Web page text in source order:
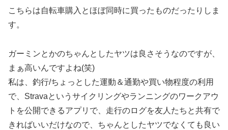
こちらは自転車購入とほぼ同時に買ったものだったりしま
す。
ガーミンとかのちゃんとしたヤツは良さそうなのですが、
まぁ高いんですよね(笑)
私は、釣行/ちょっとした運動＆通勤や買い物程度の利用
で、Stravaというサイクリングやランニングのワークアウ
トを公開できるアプリで、走行のログを友人たちと共有で
きればいいだけなので、ちゃんとしたヤツでなくても良い